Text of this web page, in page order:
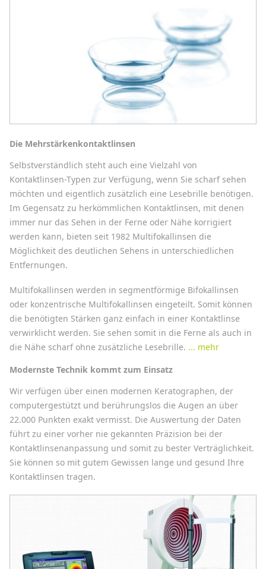
Die Mehrstärkenkontaktlinsen
Selbstverständlich steht auch eine Vielzahl von
Kontaktlinsen-Typen zur Verfügung, wenn Sie scharf sehen
möchten und eigentlich zusätzlich eine Lesebrille benötigen.
Im Gegensatz zu herkömmlichen Kontaktlinsen, mit denen
immer nur das Sehen in der Ferne oder Nähe korrigiert
werden kann, bieten seit 1982 Multifokallinsen die
Möglichkeit des deutlichen Sehens in unterschiedlichen
Entfernungen.
Multifokallinsen werden in segmentförmige Bifokallinsen
oder konzentrische Multifokallinsen eingeteilt. Somit können
die benötigten Stärken ganz einfach in einer Kontaktlinse
verwirklicht werden. Sie sehen somit in die Ferne als auch in
die Nähe scharf ohne zusätzliche Lesebrille. ... mehr
Modernste Technik kommt zum Einsatz
Wir verfügen über einen modernen Keratographen, der
computergestützt und berührungslos die Augen an über
22.000 Punkten exakt vermisst. Die Auswertung der Daten
führt zu einer vorher nie gekannten Präzision bei der
Kontaktlinsenanpassung und somit zu bester Verträglichkeit.
Sie können so mit gutem Gewissen lange und gesund Ihre
Kontaktlinsen tragen.